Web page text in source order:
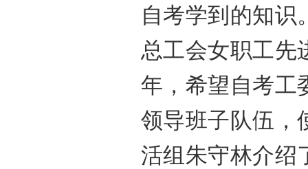
自考学到的知识
总工会女职工先
年，希望自考工
领导班子队伍，
活组朱守林介绍